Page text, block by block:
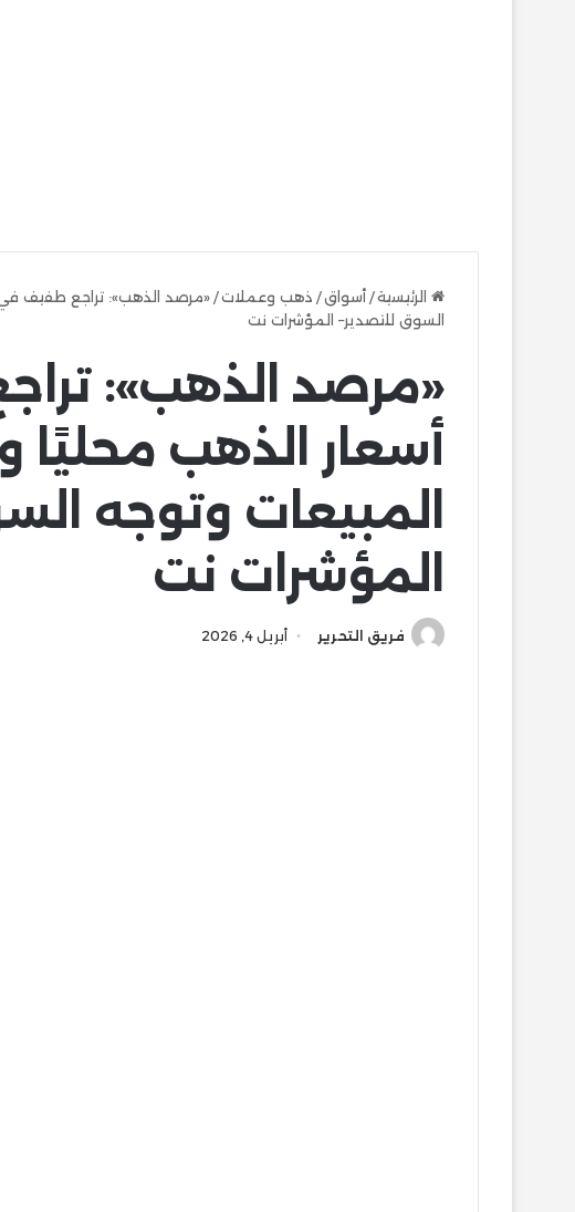
الرئيسية/ أسواق/ ذهب وعملات/ «مرصد الذهب»: تراجع طفيف
السوق للتصدير– المؤشرات نت
«مرصد الذهب»:
أسعار الذهب
المبيعات وتوجه
المؤشرات نت
فريق التحرير أبريل 4, 2026